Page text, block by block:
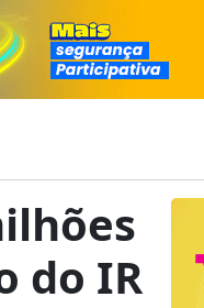
do IR